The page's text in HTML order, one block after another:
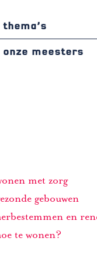
thema’s
onze meesters
met zorg
gebouwen
en
te wonen?